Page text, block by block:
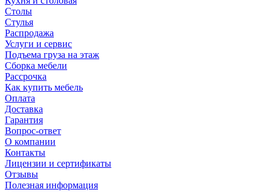
Столы
Стулья
Распродажа
Услуги и сервис
Подъема груза на этаж
Сборка мебели
Рассрочка
Как купить мебель
Оплата
Доставка
Гарантия
Вопрос-ответ
О компании
Контакты
Лицензии и сертификаты
Отзывы
Полезная информация